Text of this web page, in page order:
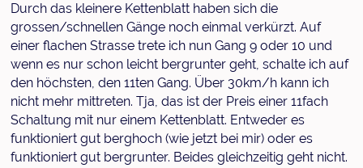
Durch das kleinere Kettenblatt haben sich die
grossen/schnellen Gänge noch einmal verkürzt. Auf
einer flachen Strasse trete ich nun Gang 9 oder 10 und
wenn es nur schon leicht bergrunter geht, schalte ich auf
den höchsten, den 11ten Gang. Über 30km/h kann ich
nicht mehr mittreten. Tja, das ist der Preis einer 11fach
Schaltung mit nur einem Kettenblatt. Entweder es
funktioniert gut berghoch (wie jetzt bei mir) oder es
funktioniert gut bergrunter. Beides gleichzeitig geht nicht.